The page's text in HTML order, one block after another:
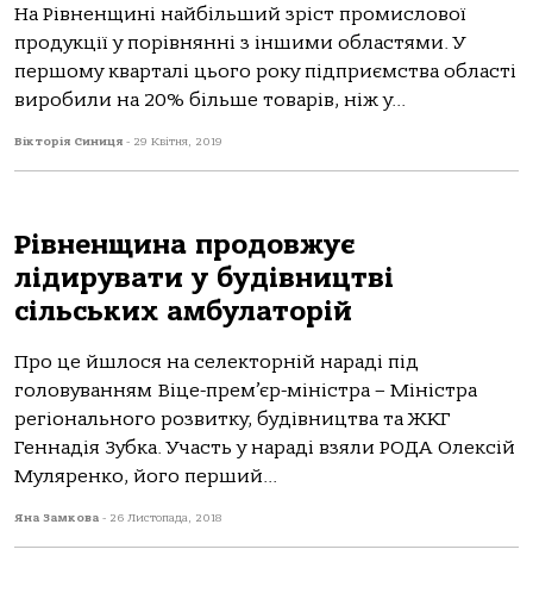
На Рівненщині найбільший зріст промислової
продукції у порівнянні з іншими областями. У
першому кварталі цього року підприємства області
виробили на 20% більше товарів, ніж у...
Вікторія Синиця - 29 Квітня, 2019
Рівненщина продовжує
лідирувати у будівництві
сільських амбулаторій
Про це йшлося на селекторній нараді під
головуванням Віце-прем’єр-міністра – Міністра
регіонального розвитку, будівництва та ЖКГ
Геннадія Зубка. Участь у нараді взяли РОДА Олексій
Муляренко, його перший...
Яна Замкова - 26 Листопада, 2018